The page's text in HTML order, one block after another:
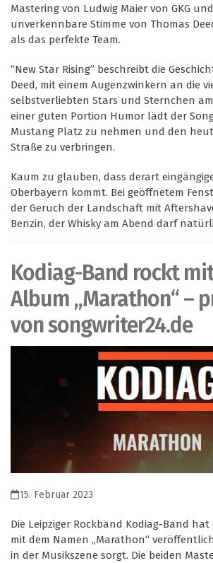
Mastering von Ludwig Maier von GKG
unverkennbare Stimme von Thomas
als das perfekte Team.
“New Star Rising” beschreibt die
Deed, mit einem Augenzwinkern an die
selbstverliebten Stars und Sternchen
einer guten Portion Humor lädt der
Mustang Platz zu nehmen und den
Straße zu verbringen.
Kaum zu glauben, dass derart
Oberbayern kommt. Bei geöffnetem
der Geruch der Landschaft mit
Benzin, der Whisky am Abend darf
Kodiag-Band rockt
Album „Marathon“ –
von songwriter24.de
15. Februar 2023
Die Leipziger Rockband Kodiag-Band
mit dem Namen „Marathon“
in der Musikszene sorgt. Die beiden